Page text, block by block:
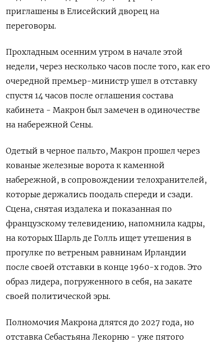
приглашены в Елисейский дворец на
переговоры.
Прохладным осенним утром в начале этой
недели, через несколько часов после того, как его
очередной премьер-министр ушел в отставку
спустя 14 часов после оглашения состава
кабинета - Макрон был замечен в одиночестве
на набережной Сены.
Одетый в черное пальто, Макрон прошел через
кованые железные ворота к каменной
набережной, в сопровождении телохранителей,
которые держались поодаль спереди и сзади.
Сцена, снятая издалека и показанная по
французскому телевидению, напомнила кадры,
на которых Шарль де Голль ищет утешения в
прогулке по ветреным равнинам Ирландии
после своей отставки в конце 1960-х годов. Это
образ лидера, погруженного в себя, на закате
своей политической эры.
Полномочия Макрона длятся до 2027 года, но
отставка Себастьяна Лекорню - уже пятого